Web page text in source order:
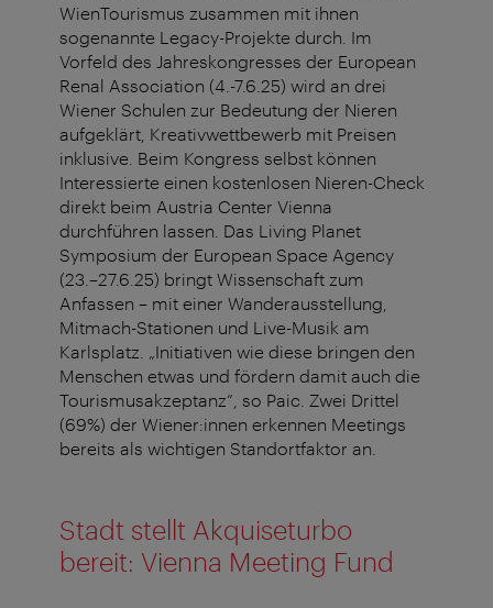
WienTourismus zusammen mit ihnen
sogenannte Legacy-Projekte durch. Im
Vorfeld des Jahreskongresses der European
Renal Association (4.-7.6.25) wird an drei
Wiener Schulen zur Bedeutung der Nieren
aufgeklärt, Kreativwettbewerb mit Preisen
inklusive. Beim Kongress selbst können
Interessierte einen kostenlosen Nieren-Check
direkt beim Austria Center Vienna
durchführen lassen. Das Living Planet
Symposium der European Space Agency
(23.–27.6.25) bringt Wissenschaft zum
Anfassen – mit einer Wanderausstellung,
Mitmach-Stationen und Live-Musik am
Karlsplatz. „Initiativen wie diese bringen den
Menschen etwas und fördern damit auch die
Tourismusakzeptanz“, so Paic. Zwei Drittel
(69%) der Wiener:innen erkennen Meetings
bereits als wichtigen Standortfaktor an.
Stadt stellt Akquiseturbo
bereit: Vienna Meeting Fund